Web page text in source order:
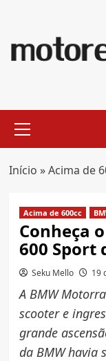
content
Menu
Início »Acima de
Acima de 600cc
Conheça
600 Sport
Seku Mello 19
A BMW
scooter e
grande
da BMW havia